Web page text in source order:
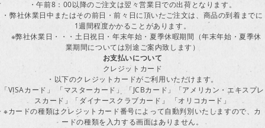
・午前8：00以降のご注文は翌々営業日での出荷となります。
・弊社休業日中またはその前日・前々日に頂いたご注文は、商品の到着までに
1週間程度かかることがあります。
※弊社休業日・・・土日祝日・年末年始・夏季休暇期間（年末年始・夏季休
業期間については別途ご案内致します）
お支払いについて
クレジットカード
・以下のクレジットカードがご利用いただけます。
「VISAカード」 「マスターカード」 「JCBカード」「アメリカン・エキスプレ
スカード」「ダイナースクラブカード」 「オリコカード」
※カードの種類はクレジットカード番号によって自動判別いたしますので、カ
ードの種類を入力する画面はありません。